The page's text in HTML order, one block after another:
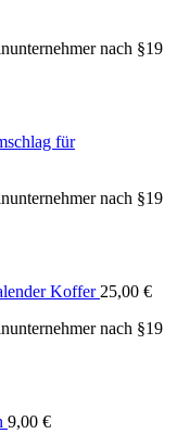
nach §19
für
nach §19
Koffer 25,00 €
nach §19
9,00 €